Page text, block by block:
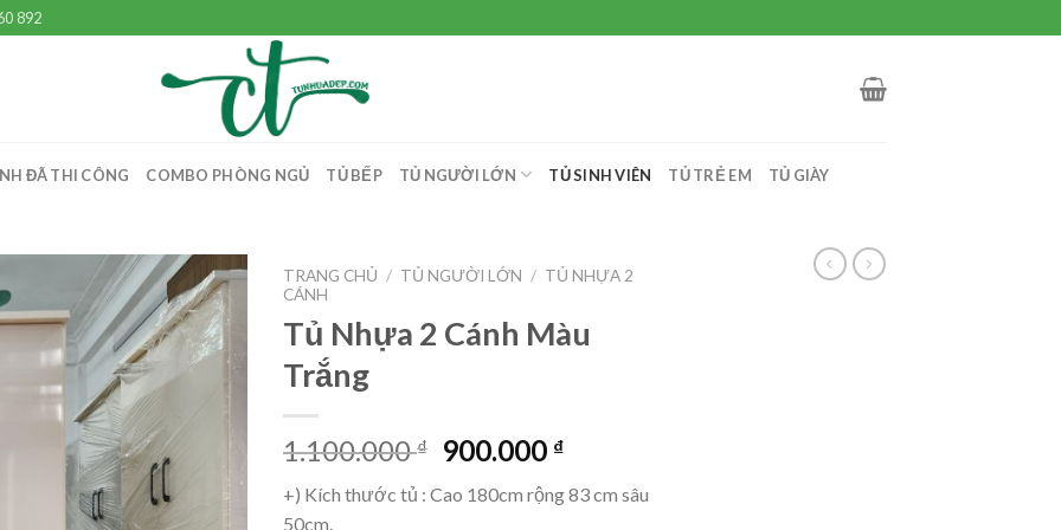
892
ĐÃ THI CÔNG COMBO PHÒNG NGỦ TỦ BẾP TỦ NGƯỜI LỚN TỦ SINH VIÊN TỦ TRẺ EM TỦ GIÀY
TRANG CHỦ / TỦ NGƯỜI LỚN / TỦ NHỰA 2
CÁNH
Tủ Nhựa 2 Cánh Màu
Trắng
1.100.000₫ 900.000 ₫
+) Kích thước tủ : Cao 180cm rộng 83 cm sâu
50cm.